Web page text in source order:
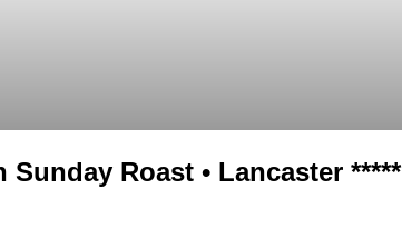
Roast • Lancaster *****